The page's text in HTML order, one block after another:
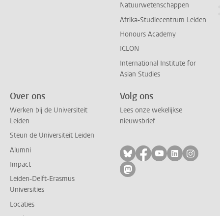
Natuurwetenschappen
Afrika-Studiecentrum Leiden
Honours Academy
ICLON
International Institute for
Asian Studies
Over ons
Werken bij de Universiteit
Leiden
Steun de Universiteit Leiden
Alumni
Impact
Leiden-Delft-Erasmus
Universities
Locaties
Volg ons
Lees onze wekelijkse
nieuwsbrief
Volg ons op bluesky
Volg ons op
Volg ons op
Volg ons
Volg
Volg ons op mastodon